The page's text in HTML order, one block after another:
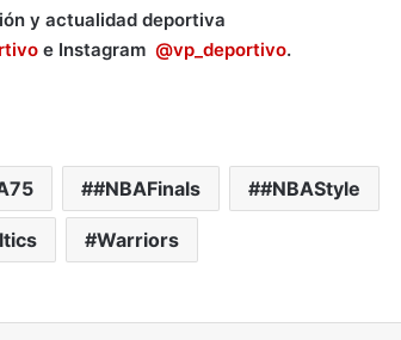
y actualidad deportiva
e Instagram @vp_deportivo.
#NBAFinals #NBAStyle
Warriors